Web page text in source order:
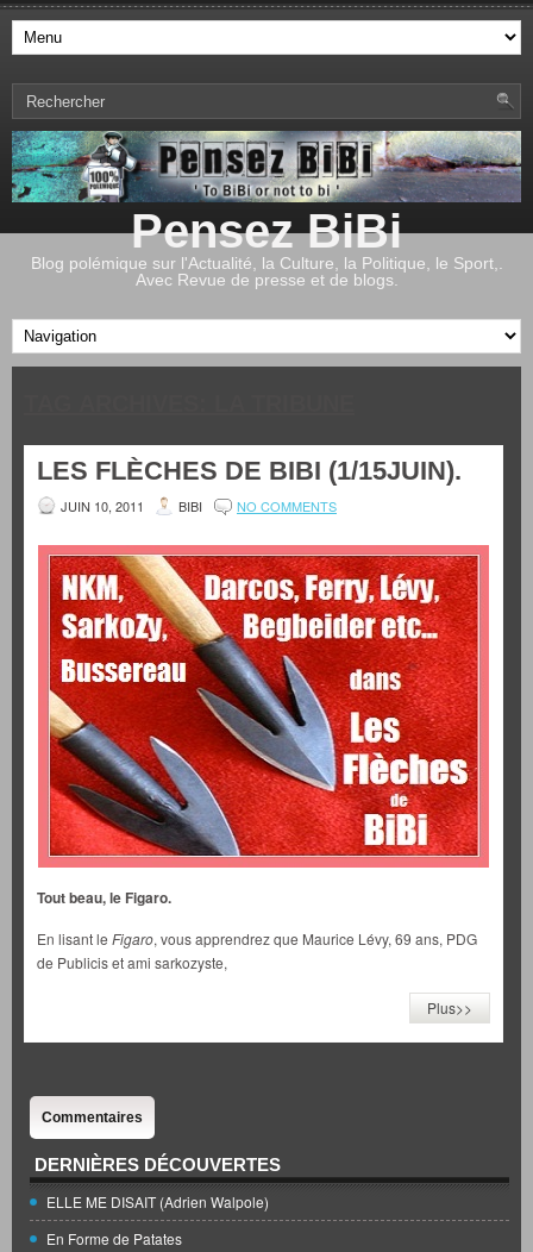
Pensez BiBi
Blog polémique sur l'Actualité, la Culture, la Politique, le Sport,.
Avec Revue de presse et de blogs.
LES FLÈCHES DE BIBI (1/15JUIN).
JUIN 10, 2011 BIBI NO COMMENTS
Tout beau, le Figaro.
En lisant le Figaro, vous apprendrez que Maurice Lévy, 69 ans, PDG
de Publicis et ami sarkozyste,
Plus>>
Commentaires
DERNIÈRES DÉCOUVERTES
ELLE ME DISAIT (Adrien Walpole)
En Forme de Patates